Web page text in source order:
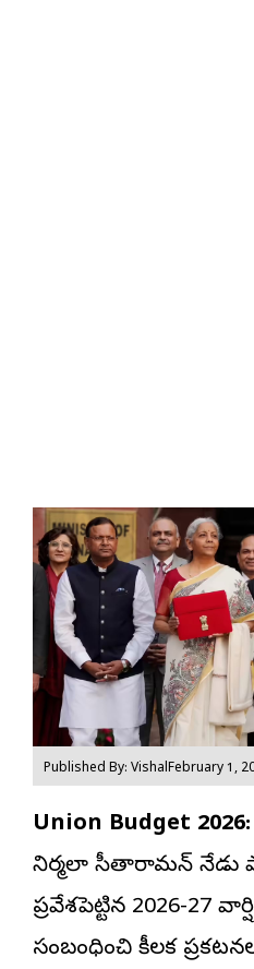
Published By: VishalFebruary 1,
Union Budget 2026:
నిర్మలా సీతారామన్ నేడు
ప్రవేశపెట్టిన 2026-27
సంబంధించి కీలక